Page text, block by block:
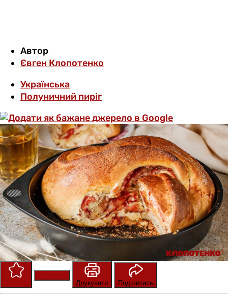
Автор
Євген Клопотенко
Українська
Полуничний пиріг
Друкувати
Поділитись